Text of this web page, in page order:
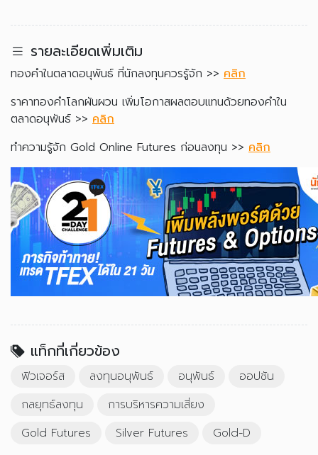
รายละเอียดเพิ่มเติม
ทองคำในตลาดอนุพันธ์ ที่นักลงทุนควรรู้จัก >> คลิก
ราคาทองคำโลกผันผวน เพิ่มโอกาสผลตอบแทนด้วยทองคำใน
ตลาดอนุพันธ์ >> คลิก
ทำความรู้จัก Gold Online Futures ก่อนลงทุน >> คลิก
แท็กที่เกี่ยวข้อง
ฟิวเจอร์ส ลงทุนอนุพันธ์ อนุพันธ์
ออปชัน
กลยุทธ์ลงทุน
การบริหารความเสี่ยง
Gold Futures
Silver Futures Gold-D